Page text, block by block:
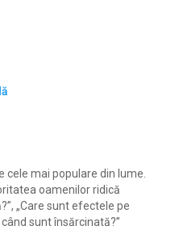
cele mai populare din lume.
oamenilor ridică
„Care sunt efectele pe
sunt însărcinată?”